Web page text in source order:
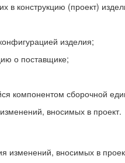
в конструкцию (проект)
изделия;
о поставщике;
компонентом сборочной
вносимых в проект.
изменений, вносимых в